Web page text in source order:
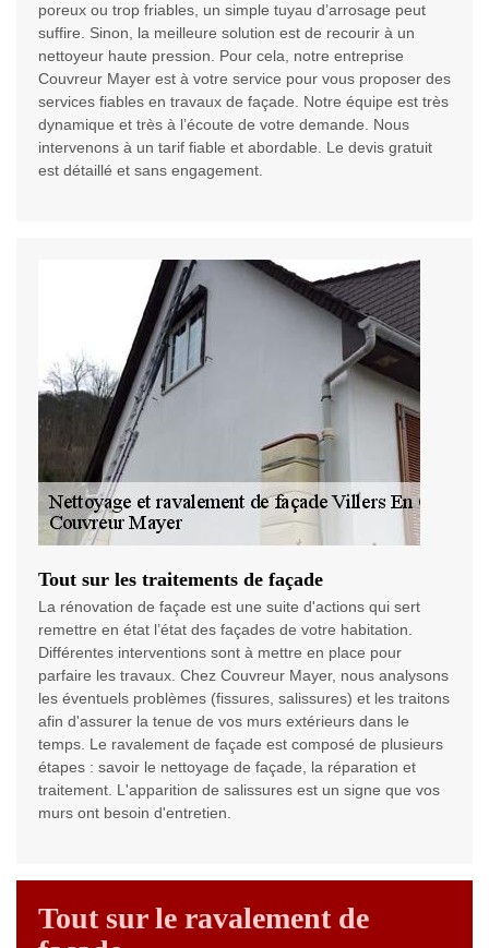
poreux ou trop friables, un simple tuyau d’arrosage peut
suffire. Sinon, la meilleure solution est de recourir à un
nettoyeur haute pression. Pour cela, notre entreprise
Couvreur Mayer est à votre service pour vous proposer des
services fiables en travaux de façade. Notre équipe est très
dynamique et très à l’écoute de votre demande. Nous
intervenons à un tarif fiable et abordable. Le devis gratuit
est détaillé et sans engagement.
Tout sur les traitements de façade
La rénovation de façade est une suite d'actions qui sert
remettre en état l’état des façades de votre habitation.
Différentes interventions sont à mettre en place pour
parfaire les travaux. Chez Couvreur Mayer, nous analysons
les éventuels problèmes (fissures, salissures) et les traitons
afin d'assurer la tenue de vos murs extérieurs dans le
temps. Le ravalement de façade est composé de plusieurs
étapes : savoir le nettoyage de façade, la réparation et
traitement. L'apparition de salissures est un signe que vos
murs ont besoin d'entretien.
Tout sur le ravalement de